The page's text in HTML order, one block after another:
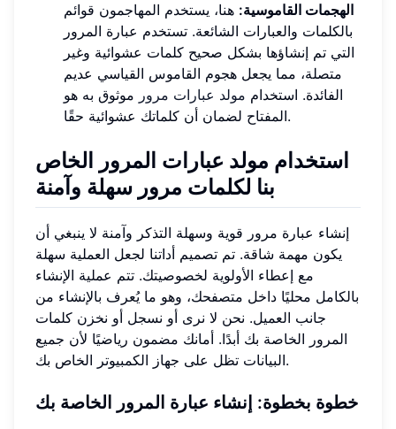
الهجمات القاموسية: هنا، يستخدم المهاجمون قوائم
بالكلمات والعبارات الشائعة. تستخدم عبارة المرور
التي تم إنشاؤها بشكل صحيح كلمات عشوائية وغير
متصلة، مما يجعل هجوم القاموس القياسي عديم
الفائدة. استخدام مولد عبارات مرور موثوق به هو
المفتاح لضمان أن كلماتك عشوائية حقًا.
استخدام مولد عبارات المرور الخاص
بنا لكلمات مرور سهلة وآمنة
إنشاء عبارة مرور قوية وسهلة التذكر وآمنة لا ينبغي أن
يكون مهمة شاقة. تم تصميم أداتنا لجعل العملية سهلة
مع إعطاء الأولوية لخصوصيتك. تتم عملية الإنشاء
بالكامل محليًا داخل متصفحك، وهو ما يُعرف بالإنشاء من
جانب العميل. نحن لا نرى أو نسجل أو نخزن كلمات
المرور الخاصة بك أبدًا. أمانك مضمون رياضيًا لأن جميع
البيانات تظل على جهاز الكمبيوتر الخاص بك.
خطوة بخطوة: إنشاء عبارة المرور الخاصة بك